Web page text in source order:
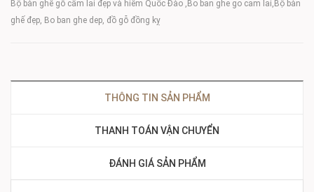
Bộ bàn ghế gỗ cẩm lai đẹp và hiếm Quốc Đào ,Bo ban ghe go cam lai,Bộ bàn
ghế đẹp, Bo ban ghe dep, đồ gỗ đồng kỵ
THÔNG TIN SẢN PHẨM
THANH TOÁN VẬN CHUYỂN
ĐÁNH GIÁ SẢN PHẨM